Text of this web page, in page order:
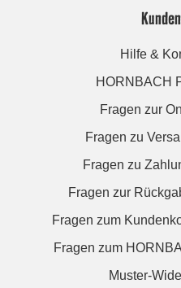
Hilfe &
HORNBACH
Fragen zur
Fragen zu
Fragen zu
Fragen zur
Fragen zum
Fragen zum
Muster-